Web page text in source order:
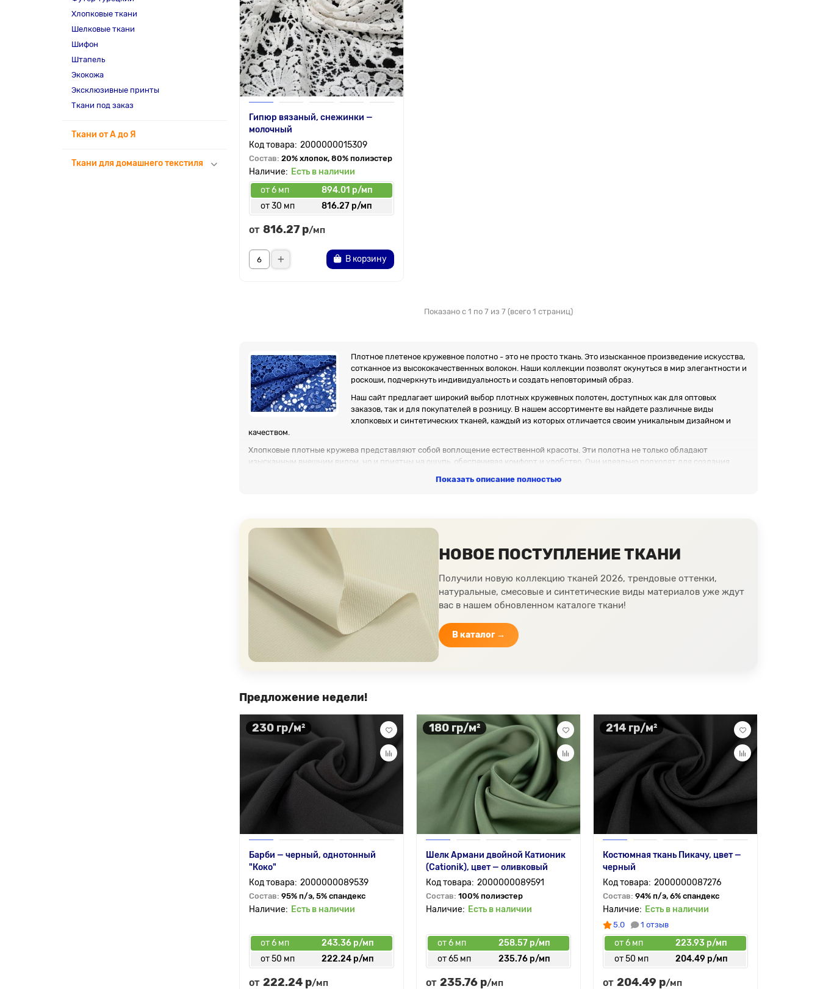
Хлопковые ткани
Шелковые ткани
Шифон
Штапель
Экокожа
Эксклюзивные принты
Ткани под заказ
Ткани от А до Я
Ткани для домашнего текстиля
Гипюр вязаный, снежинки —
молочный
2000000015309
Состав: 20% хлопок, 80% полиэстер
Есть в наличии
от 6 мп
894.01 р/мп
от 30 мп
816.27 р/мп
от 816.27 р/мп
В корзину
Показано с 1 по 7 из 7 (всего 1 страниц)
Плотное плетеное кружевное полотно - это не просто ткань. Это изысканное произведение искусства,
сотканное из высококачественных волокон. Наши коллекции позволят окунуться в мир элегантности и
роскоши, подчеркнуть индивидуальность и создать неповторимый образ.
Наш сайт предлагает широкий выбор плотных кружевных полотен, доступных как для оптовых
заказов, так и для покупателей в розницу. В нашем ассортименте вы найдете различные виды
хлопковых и синтетических тканей, каждый из которых отличается своим уникальным дизайном и
качеством.
Хлопковые плотные кружева представляют собой воплощение естественной красоты. Эти полотна не только обладают
изысканным внешним видом, но и приятны на ощупь, обеспечивая комфорт и удобство. Они идеально подходят для создания
Покупая у нас, вы получаете не просто ткань, а возможность создать что-то уникальное и неповторимое. Наше плотное кружевное
полотно открывает перед вами мир возможностей для воплощения ваших самых смелых идей и дизайнерских фантазий.
Мы предлагаем гибкую систему заказов как для оптовиков, так и для отдельных покупателей. Вы можете заказать у нас нужное
количество ткани, полностью удовлетворяя свои потребности, будь то большой проект или небольшое хобби. Мы стремимся
предоставить нашим клиентам наилучший сервис и качество обслуживания.
Показать описание полностью
НОВОЕ ПОСТУПЛЕНИЕ ТКАНИ
Получили новую коллекцию тканей 2026, трендовые оттенки,
натуральные, смесовые и синтетические виды материалов уже ждут
вас в нашем обновленном каталоге ткани!
В каталог →
Предложение недели!
230 гр/м²
Барби — черный, однотонный
"Коко"
2000000089539
Состав: 95% п/э, 5% спандекс
Есть в наличии
от 6 мп
243.36 р/мп
от 50 мп
222.24 р/мп
от 222.24 р/мп
180 гр/м²
Шелк Армани двойной Катионик
(Cationik), цвет — оливковый
2000000089591
Состав: 100% полиэстер
Есть в наличии
от 6 мп
258.57 р/мп
от 65 мп
235.76 р/мп
от 235.76 р/мп
214 гр/м²
Костюмная ткань Пикачу, цвет —
черный
2000000087276
Состав: 94% п/э, 6% спандекс
Есть в наличии
5.0 1 отзыв
от 6 мп
223.93 р/мп
от 50 мп
204.49 р/мп
от 204.49 р/мп